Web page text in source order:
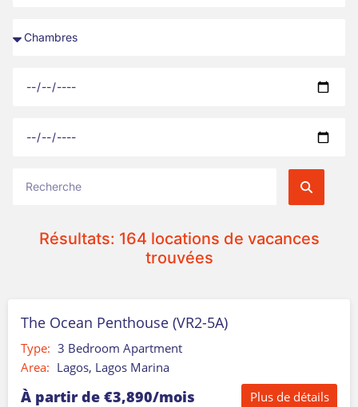
Résultats: 164 locations de vacances
trouvées
The Ocean Penthouse (VR2-5A)
Type: 3 Bedroom Apartment
Area: Lagos, Lagos Marina
À partir de €3,890/mois Plus de détails